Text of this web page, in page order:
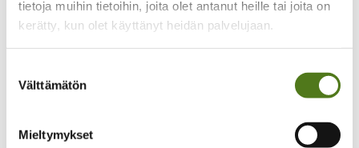
tietoja muihin tietoihin, joita olet antanut heille tai joita on
kerätty, kun olet käyttänyt heidän palvelujaan.
valinta
Välttämätön
Mieltymykset
Epilepsiateko-huomionosoitus
Kehittämistoiminta
Oot yksi meistä -hanke 2024–2026
Lapset on tärkeitä -hanke 2022-2024
Talous